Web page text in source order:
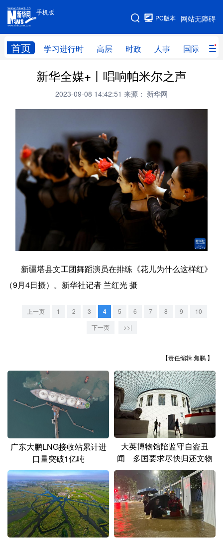
手机版
网站无障碍
PC版本
首页 学习进行时 高层 时政 人事 国际 财
手机版
网站地图
学习进行时 高层 时政 人事
财经 网评
科创
文化 书画 健康 军事
访谈 视频 图片
法律 中央文件 金融 汽车
食品
学术中国 乡村振兴 溯源中国
城市 旅游 能源 会展
彩票 娱乐 时尚
一带一路
北京 天津 河北 山西
辽宁 吉林 上海 江苏
安徽 江西
山东 河南 湖北 湖南
广东 广西 海南 重庆
四川 贵州 云南 西藏
陕西 甘肃 青海 宁夏
新疆 内蒙古 黑龙江
新华全媒+丨唱响帕米尔之声
2023-09-08 14:42:51 来源： 新华网
新疆塔县文工团舞蹈演员在排练《花儿为什么这样红》
（9月4日摄）。新华社记者 兰红光 摄
上一页 1 2 3 4 5 6 7 8 9
10
下一页
>>|
【责任编辑:焦鹏 】
广东大鹏LNG接收站累计进
口量突破1亿吨
大英博物馆陷监守自盗丑
闻 多国要求尽快归还文物